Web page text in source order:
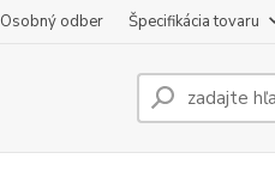
Osobný odber Špecifikácia tovaru